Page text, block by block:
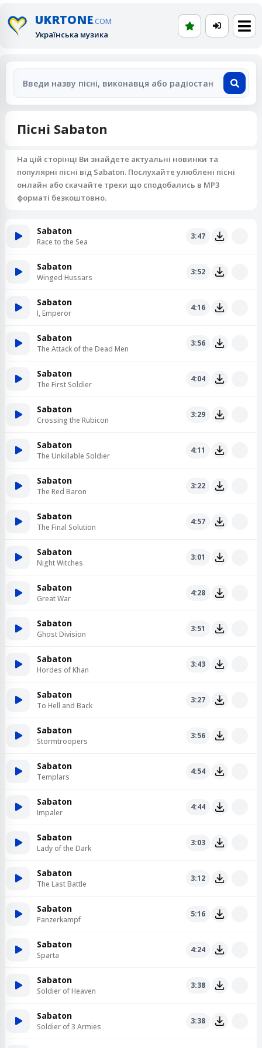
UKRTONE.COM
Українська музика
Пісні Sabaton
На цій сторінці Ви знайдете актуальні новинки та
популярні пісні від Sabaton. Послухайте улюблені пісні
онлайн або скачайте треки що сподобались в MP3
форматі безкоштовно.
Sabaton
Race to the Sea
3:47
Sabaton
Winged Hussars
3:52
Sabaton
I, Emperor
4:16
Sabaton
The Attack of the Dead Men
3:56
Sabaton
The First Soldier
4:04
Sabaton
Crossing the Rubicon
3:29
Sabaton
The Unkillable Soldier
4:11
Sabaton
The Red Baron
3:22
Sabaton
The Final Solution
4:57
Sabaton
Night Witches
3:01
Sabaton
Great War
4:28
Sabaton
Ghost Division
3:51
Sabaton
Hordes of Khan
3:43
Sabaton
To Hell and Back
3:27
Sabaton
Stormtroopers
3:56
Sabaton
Templars
4:54
Sabaton
Impaler
4:44
Sabaton
Lady of the Dark
3:03
Sabaton
The Last Battle
3:12
Sabaton
Panzerkampf
5:16
Sabaton
Sparta
4:24
Sabaton
Soldier of Heaven
3:38
Sabaton
Soldier of 3 Armies
3:38